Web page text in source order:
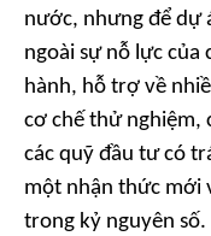
nước, nhưng để dự
ngoài sự nỗ lực của
hành, hỗ trợ về
cơ chế thử nghiệm,
các quỹ đầu tư có
một nhận thức mới
trong kỷ nguyên số.